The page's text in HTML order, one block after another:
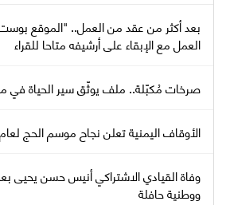
بعد أكثر من عقد من العمل.. "الموقع
العمل مع الإبقاء على أرشيفه متاحا للقراء
صرخات مُكبّلة.. ملف يوثّق سير الحياة في
الأوقاف اليمنية تعلن نجاح موسم الحج لعام 1447هـ
وفاة القيادي الاشتراكي أنيس حسن يحيى
ووطنية حافلة